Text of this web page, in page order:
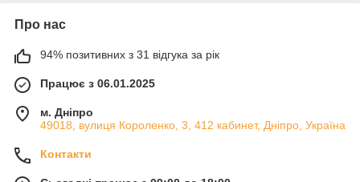
Про нас
94% позитивних з 31 відгука за рік
Працює з 06.01.2025
м. Дніпро
49018, вулиця Короленко, 3, 412 кабинет, Дніпро, Україна
Контакти